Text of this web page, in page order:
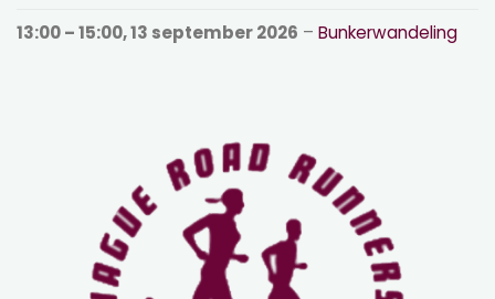
13:00– 15:00,13 september 2026 –Bunkerwandeling